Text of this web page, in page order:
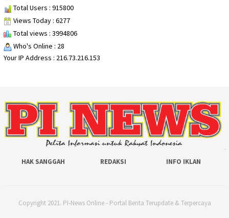
Total Users : 915800
Views Today : 6277
Total views : 3994806
Who's Online : 28
Your IP Address : 216.73.216.153
HAK SANGGAH REDAKSI INFO IKLAN
Copyright 2021. PI-News Online - Portal Berita Terupdate & Terpercaya